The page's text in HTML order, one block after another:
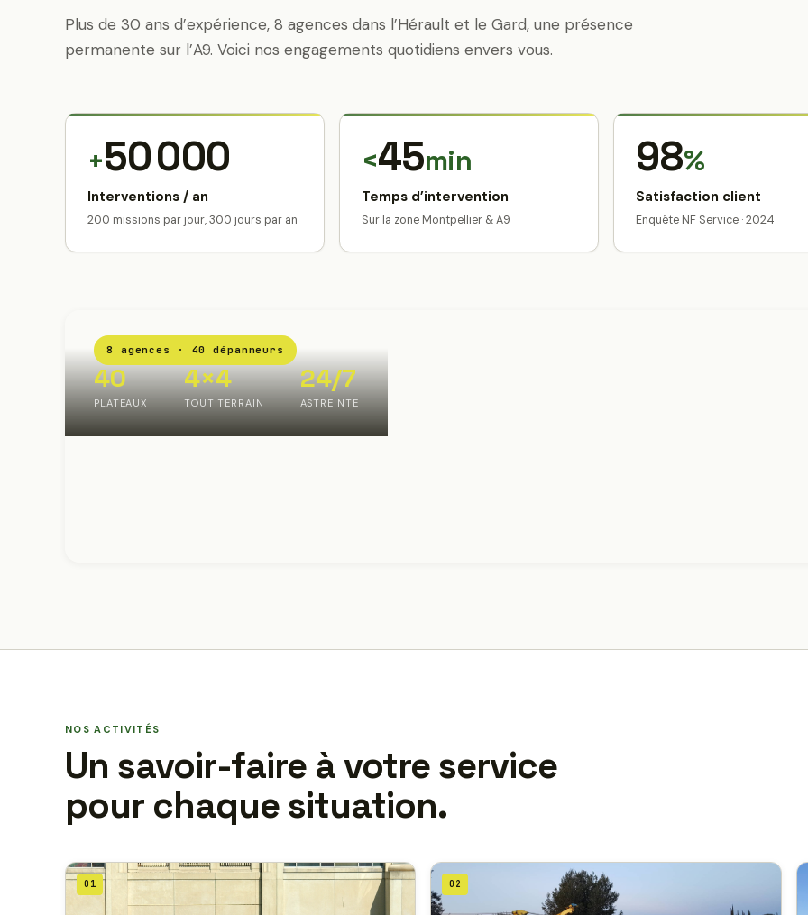
Plus de 30 ans d’expérience, 8 agences dans l’Hérault et le Gard, une présence
permanente sur l’A9. Voici nos engagements quotidiens envers vous.
+50 000
Interventions / an
200 missions par jour, 300 jours par an
<45min
Temps d’intervention
Sur la zone Montpellier & A9
98%
Satisfaction client
Enquête NF Service · 2024
8 agences · 40 dépanneurs
40
PLATEAUX
4×4
TOUT TERRAIN
24/7
ASTREINTE
NOS ACTIVITÉS
Un savoir-faire à votre service
pour chaque situation.
01 02